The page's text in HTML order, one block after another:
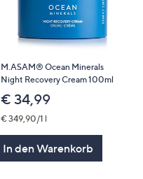
M.ASAM® Ocean Minerals
Night Recovery Cream 100ml
€ 34,99
€ 349,90/1 l
In den Warenkorb